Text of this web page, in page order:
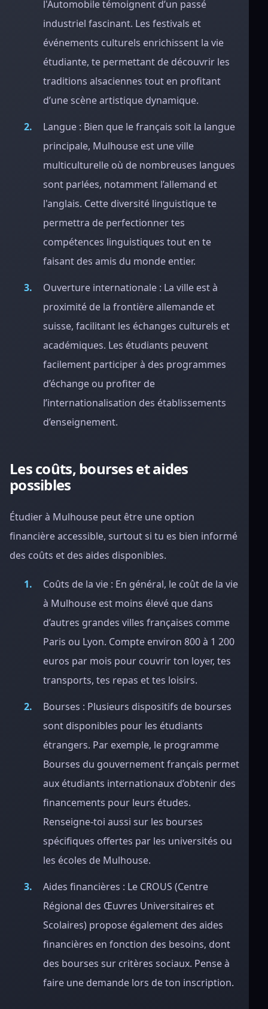
l'Automobile témoignent d’un passé
industriel fascinant. Les festivals et
événements culturels enrichissent la vie
étudiante, te permettant de découvrir les
traditions alsaciennes tout en profitant
d’une scène artistique dynamique.
Langue : Bien que le français soit la langue
principale, Mulhouse est une ville
multiculturelle où de nombreuses langues
sont parlées, notamment l’allemand et
l'anglais. Cette diversité linguistique te
permettra de perfectionner tes
compétences linguistiques tout en te
faisant des amis du monde entier.
Ouverture internationale : La ville est à
proximité de la frontière allemande et
suisse, facilitant les échanges culturels et
académiques. Les étudiants peuvent
facilement participer à des programmes
d’échange ou profiter de
l’internationalisation des établissements
d’enseignement.
Les coûts, bourses et aides
possibles
Étudier à Mulhouse peut être une option
financière accessible, surtout si tu es bien informé
des coûts et des aides disponibles.
Coûts de la vie : En général, le coût de la vie
à Mulhouse est moins élevé que dans
d’autres grandes villes françaises comme
Paris ou Lyon. Compte environ 800 à 1 200
euros par mois pour couvrir ton loyer, tes
transports, tes repas et tes loisirs.
Bourses : Plusieurs dispositifs de bourses
sont disponibles pour les étudiants
étrangers. Par exemple, le programme
Bourses du gouvernement français permet
aux étudiants internationaux d’obtenir des
financements pour leurs études.
Renseigne-toi aussi sur les bourses
spécifiques offertes par les universités ou
les écoles de Mulhouse.
Aides financières : Le CROUS (Centre
Régional des Œuvres Universitaires et
Scolaires) propose également des aides
financières en fonction des besoins, dont
des bourses sur critères sociaux. Pense à
faire une demande lors de ton inscription.